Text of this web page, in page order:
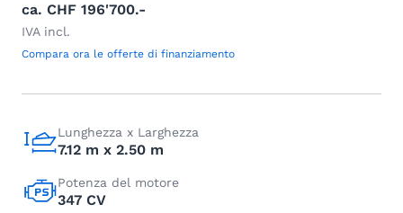
ca. CHF 196'700.-
IVA incl.
Compara ora le offerte di finanziamento
Lunghezza x Larghezza
7.12 m x 2.50 m
Potenza del motore
347 CV